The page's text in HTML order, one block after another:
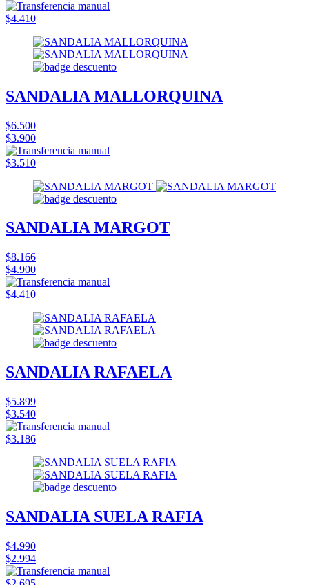
$4.410
SANDALIA MALLORQUINA
$6.500
$3.900
$3.510
SANDALIA MARGOT
$8.166
$4.900
$4.410
SANDALIA RAFAELA
$5.899
$3.540
$3.186
SANDALIA SUELA RAFIA
$4.990
$2.994